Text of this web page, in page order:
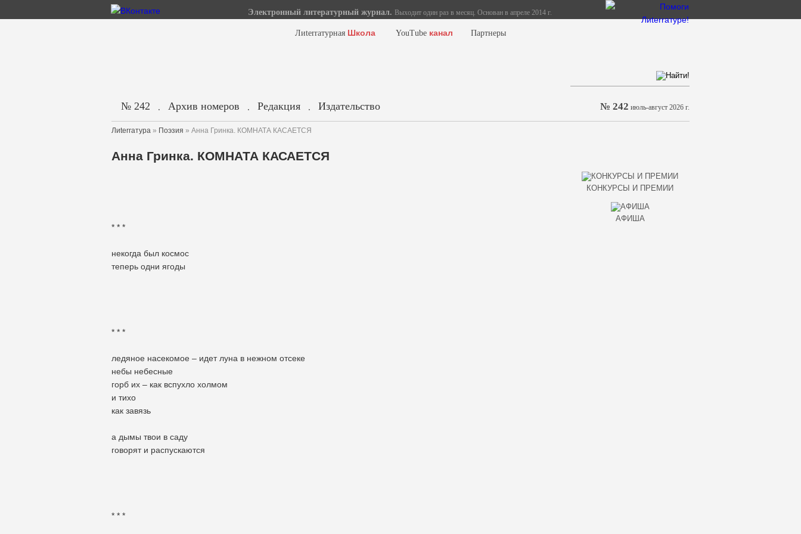
Электронный литературный журнал. Выходит один раз в месяц. Основан в апреле 2014 г.
Лиterraтурная Школа YouTube канал Партнеры
№ 242 . Архив номеров . Редакция . Издательство № 242 июль-август 2026 г.
Лиterraтура » Поэзия » Анна Гринка. КОМНАТА КАСАЕТСЯ
Анна Гринка. КОМНАТА КАСАЕТСЯ
* * *
некогда был космос
теперь одни ягоды
* * *
ледяное насекомое – идет луна в нежном отсеке
небы небесные
горб их – как вспухло холмом
и тихо
как завязь
а дымы твои в саду
говорят и распускаются
* * *
КОНКУРСЫ И ПРЕМИИ
АФИША